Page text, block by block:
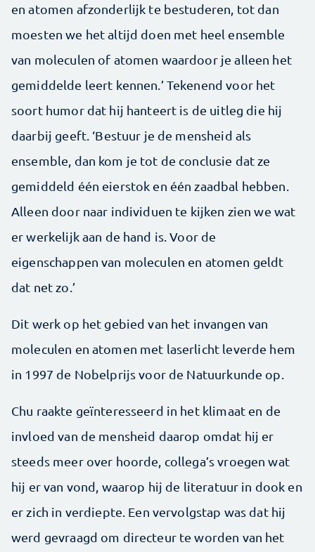
en atomen afzonderlijk te bestuderen, tot dan
moesten we het altijd doen met heel ensemble
van moleculen of atomen waardoor je alleen het
gemiddelde leert kennen.’ Tekenend voor het
soort humor dat hij hanteert is de uitleg die hij
daarbij geeft. ‘Bestuur je de mensheid als
ensemble, dan kom je tot de conclusie dat ze
gemiddeld één eierstok en één zaadbal hebben.
Alleen door naar individuen te kijken zien we wat
er werkelijk aan de hand is. Voor de
eigenschappen van moleculen en atomen geldt
dat net zo.’
Dit werk op het gebied van het invangen van
moleculen en atomen met laserlicht leverde hem
in 1997 de Nobelprijs voor de Natuurkunde op.
Chu raakte geïnteresseerd in het klimaat en de
invloed van de mensheid daarop omdat hij er
steeds meer over hoorde, collega’s vroegen wat
hij er van vond, waarop hij de literatuur in dook en
er zich in verdiepte. Een vervolgstap was dat hij
werd gevraagd om directeur te worden van het